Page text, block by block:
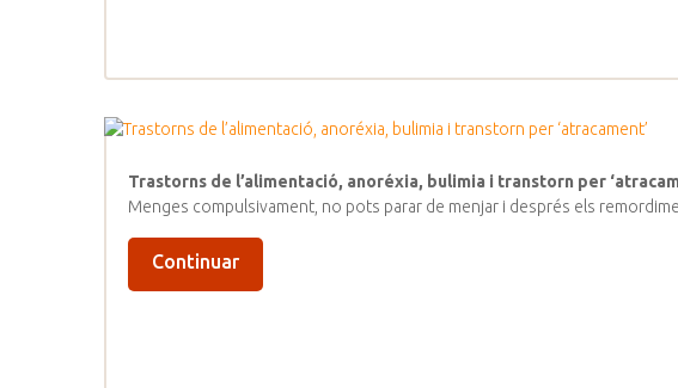
Trastorns de l’alimentació, anoréxia, bulimia i transtorn per
Menges compulsivament, no pots parar de menjar i després els
Continuar